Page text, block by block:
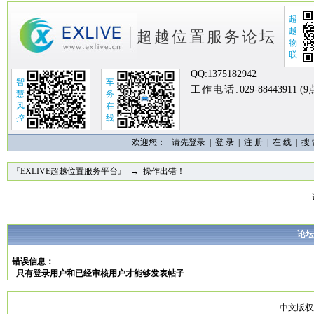
超越位置服务论坛
超
越
物
联
智
慧
风
控
车
务
在
线
QQ:1375182942
工作电话: 029-88443911 (9
欢迎您： 请先登录 | 登 录 注 册 在 线 搜
『EXLIVE超越位置服务平台』 → 操作出错！
论
错误信息：
只有登录用户和已经审核用户才能够发表帖子
中文版